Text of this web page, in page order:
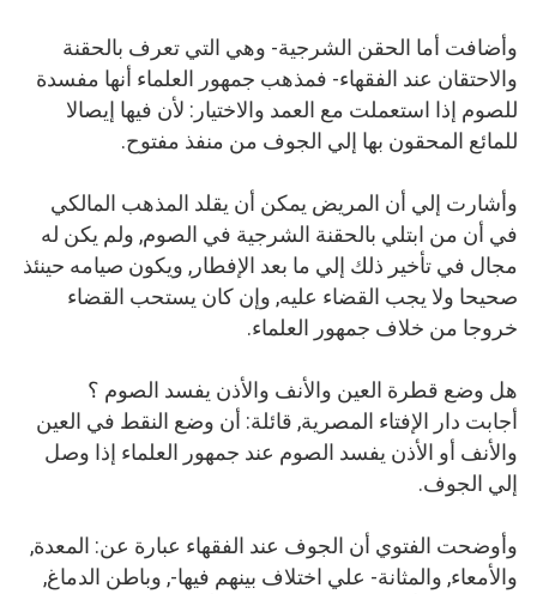
وأضافت أما الحقن الشرجية- وهي التي تعرف بالحقنة
والاحتقان عند الفقهاء- فمذهب جمهور العلماء أنها مفسدة
للصوم إذا استعملت مع العمد والاختيار: لأن فيها إيصالا
للمائع المحقون بها إلي الجوف من منفذ مفتوح.
وأشارت إلي أن المريض يمكن أن يقلد المذهب المالكي
في أن من ابتلي بالحقنة الشرجية في الصوم, ولم يكن له
مجال في تأخير ذلك إلي ما بعد الإفطار, ويكون صيامه حينئذ
صحيحا ولا يجب القضاء عليه, وإن كان يستحب القضاء
خروجا من خلاف جمهور العلماء.
هل وضع قطرة العين والأنف والأذن يفسد الصوم ؟
أجابت دار الإفتاء المصرية, قائلة: أن وضع النقط في العين
والأنف أو الأذن يفسد الصوم عند جمهور العلماء إذا وصل
إلي الجوف.
وأوضحت الفتوي أن الجوف عند الفقهاء عبارة عن: المعدة,
والأمعاء, والمثانة- علي اختلاف بينهم فيها-, وباطن الدماغ,